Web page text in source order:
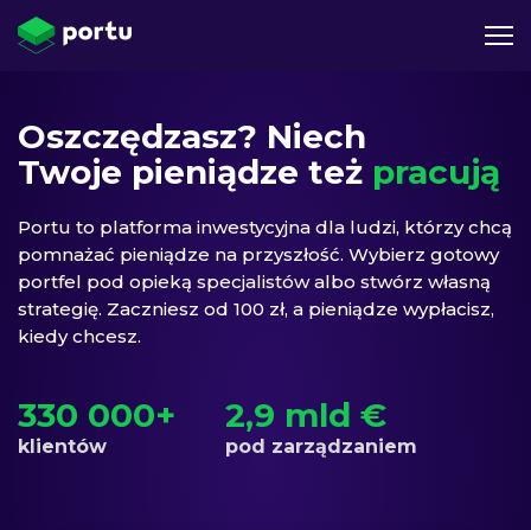
Oszczędzasz? Niech
Twoje pieniądze też pracują
Portu to platforma inwestycyjna dla ludzi, którzy chcą
pomnażać pieniądze na przyszłość. Wybierz gotowy
portfel pod opieką specjalistów albo stwórz własną
strategię. Zaczniesz od 100 zł, a pieniądze wypłacisz,
kiedy chcesz.
330 000+
klientów
2,9 mld €
pod zarządzaniem